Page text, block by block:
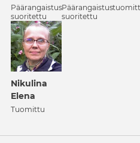
Päärangaistus
suoritettu
Päärangaistus
suoritettu
Nikulina
Elena
Tuomittu